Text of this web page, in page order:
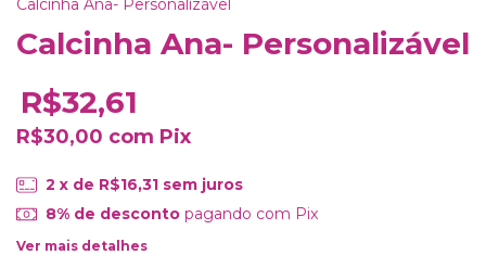
Calcinha Ana- Personalizável
Calcinha Ana- Personalizável
R$32,61
R$30,00 com Pix
2 x de R$16,31 sem juros
8% de descontopagando com Pix
Ver mais detalhes